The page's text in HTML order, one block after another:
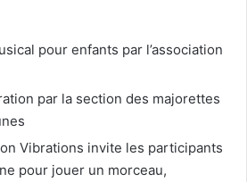
pour enfants par l’association
par la section des majorettes
Vibrations invite les participants
pour jouer un morceau,